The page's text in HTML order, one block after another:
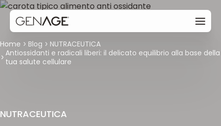
Home Blog
NUTRACEUTICA
Antiossidanti e radicali liberi: il delicato equilibrio alla base della
tua salute cellulare
NUTRACEUTICA